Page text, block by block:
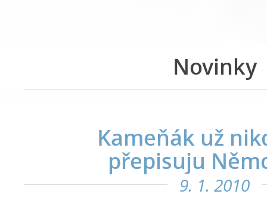
Novinky
Kameňák už
přepisuju
9. 1. 2010